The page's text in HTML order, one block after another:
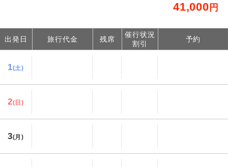
41,000 円
出発日 旅行代金 残席
催行状況
割引
予約
1(土)
2(日)
3(月)